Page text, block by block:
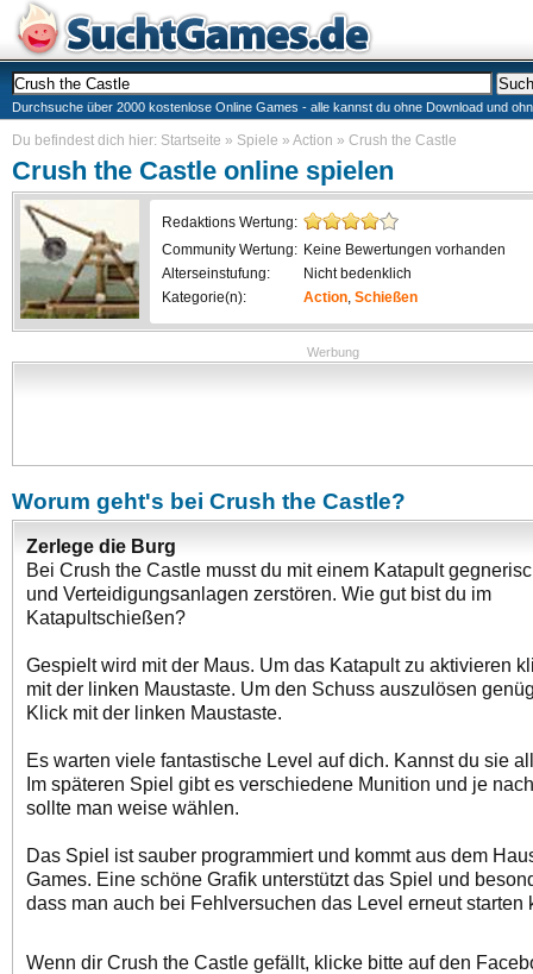
Durchsuche über 2000 kostenlose Online Games - alle kannst du ohne Download und
Du befindest dich hier: Startseite » Spiele » Action » Crush the Castle
Crush the Castle online spielen
Redaktions Wertung:
Community Wertung: Keine Bewertungen vorhanden
Alterseinstufung:
Nicht bedenklich
Kategorie(n):
Action, Schießen
Werbung
Worum geht's bei Crush the Castle?
Zerlege die Burg
Bei Crush the Castle musst du mit einem Katapult
und Verteidigungsanlagen zerstören. Wie gut bist du im
Katapultschießen?
Gespielt wird mit der Maus. Um das Katapult zu aktivieren
mit der linken Maustaste. Um den Schuss auszulösen
Klick mit der linken Maustaste.
Es warten viele fantastische Level auf dich. Kannst du sie
Im späteren Spiel gibt es verschiedene Munition und je
sollte man weise wählen.
Das Spiel ist sauber programmiert und kommt aus dem
Games. Eine schöne Grafik unterstützt das Spiel und
dass man auch bei Fehlversuchen das Level erneut starten
Wenn dir Crush the Castle gefällt, klicke bitte auf den